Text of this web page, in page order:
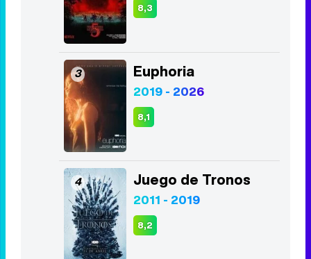
1 Vis a vis
8,4
2 Stranger Things
8,3
3 Euphoria